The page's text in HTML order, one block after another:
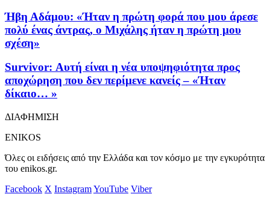
Ήβη Αδάμου: «Ήταν η πρώτη φορά που μου άρεσε
πολύ ένας άντρας, ο Μιχάλης ήταν η πρώτη μου
σχέση»
Survivor: Αυτή είναι η νέα υποψηφιότητα προς
αποχώρηση που δεν περίμενε κανείς – «Ήταν
δίκαιο… »
ΔΙΑΦΗΜΙΣΗ
ENIKOS
Όλες οι ειδήσεις από την Ελλάδα και τον κόσμο με την εγκυρότητα
του enikos.gr.
Facebook X InstagramYouTube Viber